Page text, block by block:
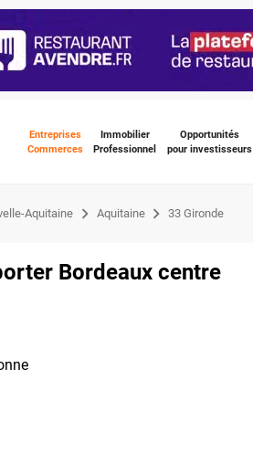
Entreprises
Commerces
Immobilier
Professionnel
Opportunités
pour investisseurs
Aquitaine Aquitaine 33 Gironde
Bordeaux centre